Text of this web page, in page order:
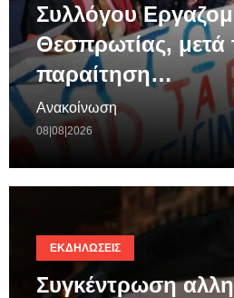
Συλλόγου
Θεσπρωτίας, μετά
παραίτηση…
Ανακοίνωση
08|08|2026
ΕΚΔΗΛΏΣΕΙΣ
Συγκέντρωση